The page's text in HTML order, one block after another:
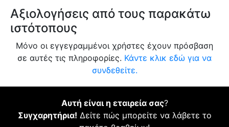
Αξιολογήσεις από τους παρακάτω
ιστότοπους
Μόνο οι εγγεγραμμένοι χρήστες έχουν πρόσβαση
σε αυτές τις πληροφορίες. Κάντε κλικ εδώ για να
συνδεθείτε.
Αυτή είναι η εταιρεία σας?
Συγχαρητήρια! Δείτε πώς μπορείτε να λάβετε το